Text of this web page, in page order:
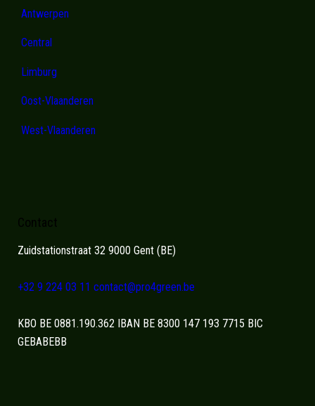
Antwerpen
Central
Limburg
Oost-Vlaanderen
West-Vlaanderen
Contact
Zuidstationstraat 32 9000 Gent (BE)
+32 9 224 03 11 contact@pro4green.be
KBO BE 0881.190.362 IBAN BE 8300 147 193 7715 BIC
GEBABEBB